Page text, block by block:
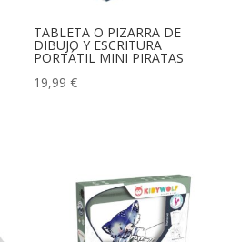
TABLETA O PIZARRA DE
DIBUJO Y ESCRITURA
PORTÁTIL MINI PIRATAS
19,99 €